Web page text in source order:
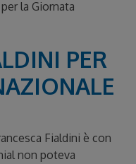
la Giornata
PER
Fialdini è con
non poteva